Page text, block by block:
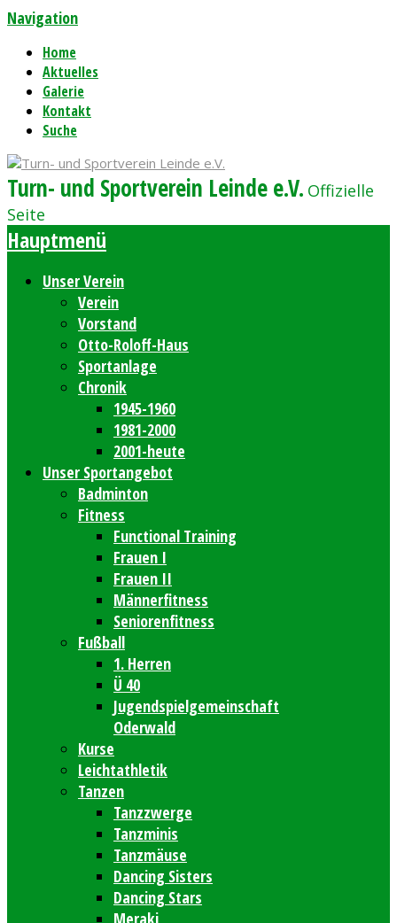
Navigation
Home
Aktuelles
Galerie
Kontakt
Suche
Turn- und Sportverein Leinde e.V. Offizielle
Seite
Hauptmenü
Unser Verein
Verein
Vorstand
Otto-Roloff-Haus
Sportanlage
Chronik
1945-1960
1981-2000
2001-heute
Unser Sportangebot
Badminton
Fitness
Functional Training
Frauen I
Frauen II
Männerfitness
Seniorenfitness
Fußball
1. Herren
Ü 40
Jugendspielgemeinschaft
Oderwald
Kurse
Leichtathletik
Tanzen
Tanzzwerge
Tanzminis
Tanzmäuse
Dancing Sisters
Dancing Stars
Meraki